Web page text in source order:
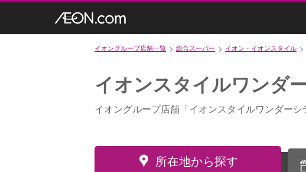
イオングループ店舗一覧 総合スーパー イオン・イオンスタイル
イオンスタイルワンダ
イオングループ店舗「イオンスタイルワンダーシ
所在地から探す